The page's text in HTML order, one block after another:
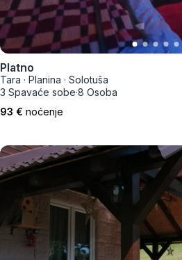
Platno
Tara · Planina · Solotuša
3 Spavaće sobe·8 Osoba
93 € noćenje